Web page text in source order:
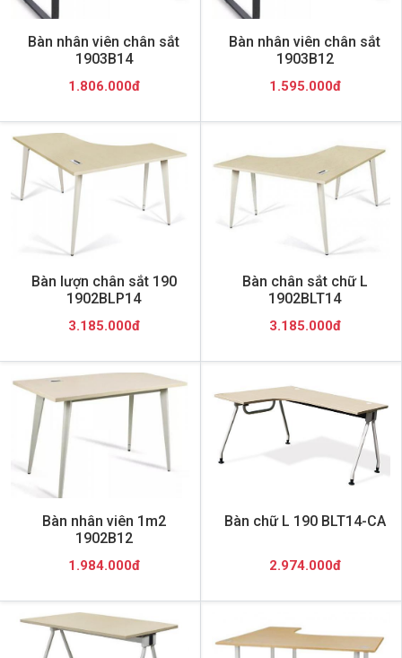
Bàn nhân viên chân sắt
1903B14
1.806.000đ
Bàn nhân viên chân sắt
1903B12
1.595.000đ
Bàn lượn chân sắt 190
1902BLP14
3.185.000đ
Bàn chân sắt chữ L
1902BLT14
3.185.000đ
Bàn nhân viên 1m2
1902B12
1.984.000đ
Bàn chữ L 190 BLT14-CA
2.974.000đ